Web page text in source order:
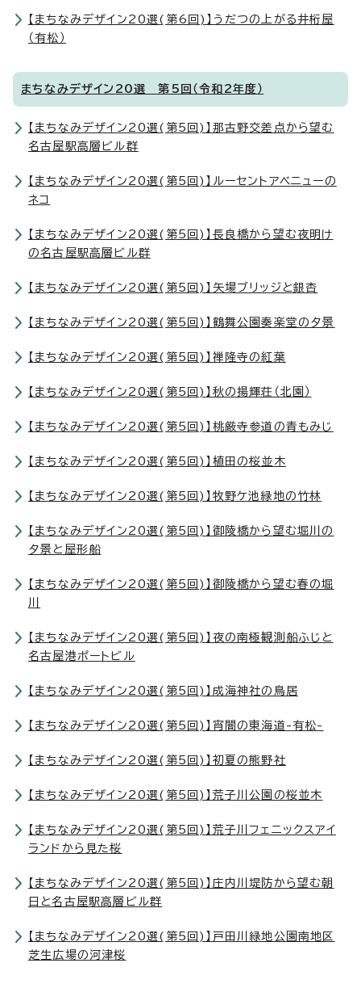
【まちなみデザイン20選(第6回)】うだつの上がる井桁屋
（有松）
まちなみデザイン20選 第5回（令和2年度）
【まちなみデザイン20選(第5回)】那古野交差点から望む
名古屋駅高層ビル群
【まちなみデザイン20選(第5回)】ルーセントアベニューの
ネコ
【まちなみデザイン20選(第5回)】長良橋から望む夜明け
の名古屋駅高層ビル群
【まちなみデザイン20選(第5回)】矢場ブリッジと銀杏
【まちなみデザイン20選(第5回)】鶴舞公園奏楽堂の夕景
【まちなみデザイン20選(第5回)】禅隆寺の紅葉
【まちなみデザイン20選(第5回)】秋の揚輝荘（北園）
【まちなみデザイン20選(第5回)】桃厳寺参道の青もみじ
【まちなみデザイン20選(第5回)】植田の桜並木
【まちなみデザイン20選(第5回)】牧野ケ池緑地の竹林
【まちなみデザイン20選(第5回)】御陵橋から望む堀川の
夕景と屋形船
【まちなみデザイン20選(第5回)】御陵橋から望む春の堀
川
【まちなみデザイン20選(第5回)】夜の南極観測船ふじと
名古屋港ポートビル
【まちなみデザイン20選(第5回)】成海神社の鳥居
【まちなみデザイン20選(第5回)】宵闇の東海道-有松-
【まちなみデザイン20選(第5回)】初夏の熊野社
【まちなみデザイン20選(第5回)】荒子川公園の桜並木
【まちなみデザイン20選(第5回)】荒子川フェニックスアイ
ランドから見た桜
【まちなみデザイン20選(第5回)】庄内川堤防から望む朝
日と名古屋駅高層ビル群
【まちなみデザイン20選(第5回)】戸田川緑地公園南地区
芝生広場の河津桜